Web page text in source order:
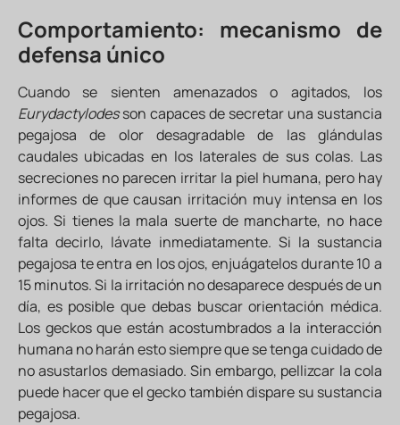
Comportamiento: mecanismo de
defensa único
Cuando se sienten amenazados o agitados, los
Eurydactylodesson capaces de secretar una sustancia
pegajosa de olor desagradable de las glándulas
caudales ubicadas en los laterales de sus colas. Las
secreciones no parecen irritar la piel humana, pero hay
informes de que causan irritación muy intensa en los
ojos. Si tienes la mala suerte de mancharte, no hace
falta decirlo, lávate inmediatamente. Si la sustancia
pegajosa te entra en los ojos, enjuágatelos durante 10 a
15 minutos. Si la irritación no desaparece después de un
día, es posible que debas buscar orientación médica.
Los geckos que están acostumbrados a la interacción
humana no harán esto siempre que se tenga cuidado de
no asustarlos demasiado. Sin embargo, pellizcar la cola
puede hacer que el gecko también dispare su sustancia
pegajosa.